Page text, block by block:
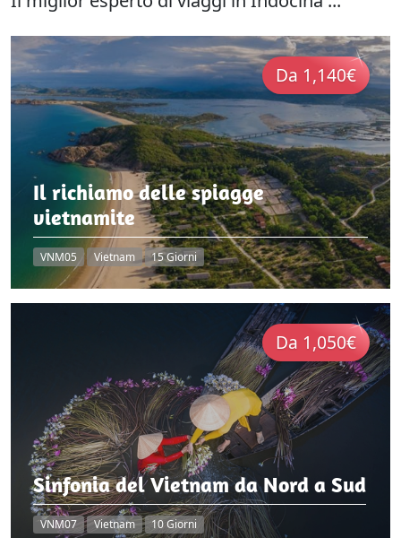
Da 1,140€
Il richiamo delle spiagge
vietnamite
VNM05 Vietnam 15 Giorni
Da 1,050€
Sinfonia del Vietnam da Nord a Sud
VNM07 Vietnam 10 Giorni